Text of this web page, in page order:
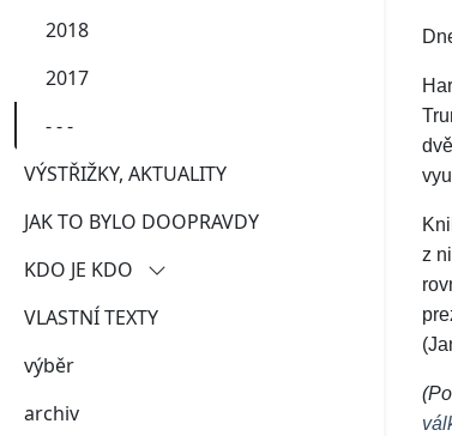
2018
2017
- - -
VÝSTŘIŽKY, AKTUALITY
JAK TO BYLO DOOPRAVDY
KDO JE KDO
demokraté
putinovy páté kolony
šedá zóna
VLASTNÍ TEXTY
výběr
archiv
z